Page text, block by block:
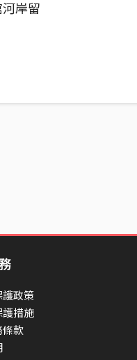
岸留
護政策
護措施
條款